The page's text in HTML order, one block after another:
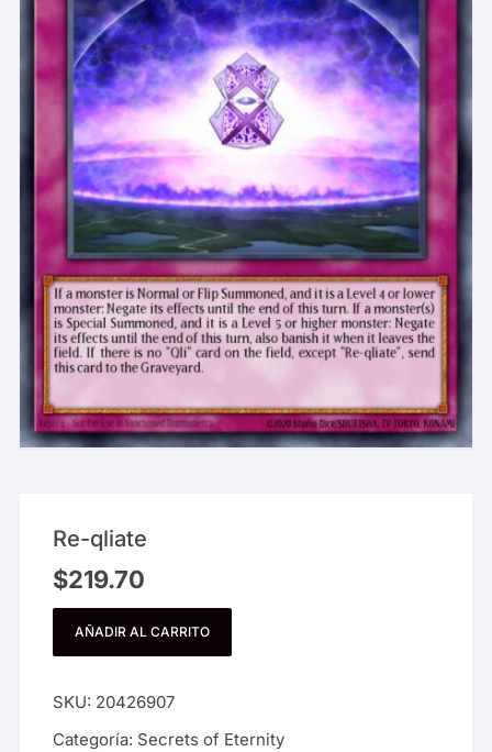
Re-qliate
$219.70
AÑADIR AL CARRITO
SKU: 20426907
Categoría: Secrets of Eternity